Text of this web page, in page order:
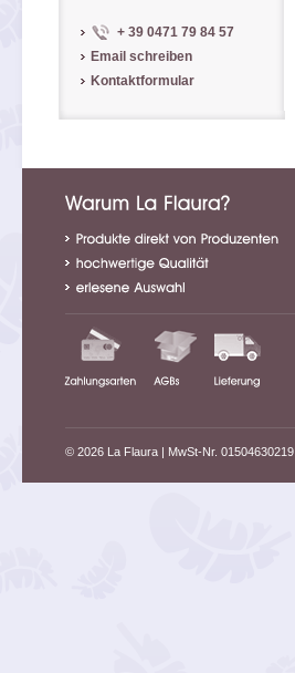
+ 39 0471 79 84 57
Email schreiben
Kontaktformular
© 2026 La Flaura| MwSt-Nr. 01504630219